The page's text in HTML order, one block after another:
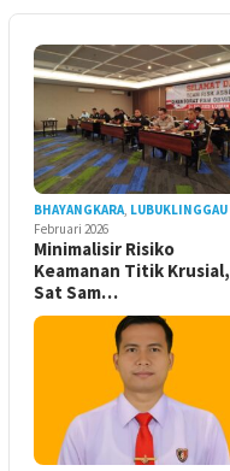
BHAYANGKARA, LUBUKLINGGAU
Februari 2026
Minimalisir Risiko
Keamanan Titik Krusial,
Sat Sam…